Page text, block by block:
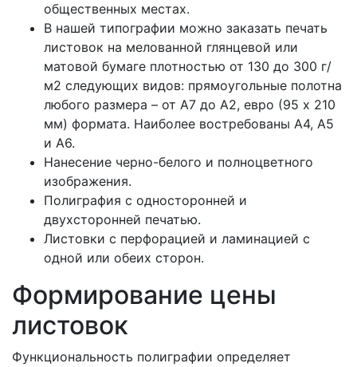
общественных местах.
В нашей типографии можно заказать печать
листовок на мелованной глянцевой или
матовой бумаге плотностью от 130 до 300 г/
м2 следующих видов: прямоугольные полотна
любого размера – от А7 до А2, евро (95 х 210
мм) формата. Наиболее востребованы А4, А5
и А6.
Нанесение черно-белого и полноцветного
изображения.
Полиграфия с односторонней и
двухсторонней печатью.
Листовки с перфорацией и ламинацией с
одной или обеих сторон.
Формирование цены
листовок
Функциональность полиграфии определяет